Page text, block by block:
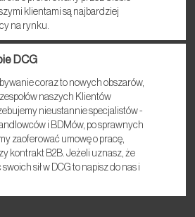
klientami są najbardziej
na rynku.
DCG
coraz to nowych obszarów,
naszych Klientów
nieustannie specjalistów -
i BDMów, po sprawnych
zaoferować umowę o pracę,
kontrakt B2B. Jeżeli uznasz, że
sił w DCG to napisz do nas i